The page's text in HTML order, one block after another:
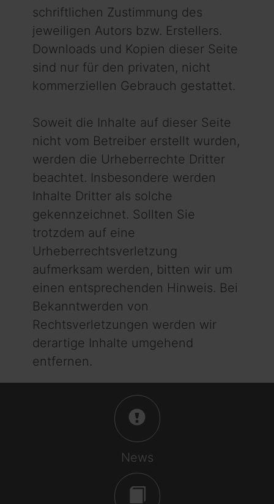
schriftlichen Zustimmung des
jeweiligen Autors bzw. Erstellers.
Downloads und Kopien dieser Seite
sind nur für den privaten, nicht
kommerziellen Gebrauch gestattet.
Soweit die Inhalte auf dieser Seite
nicht vom Betreiber erstellt wurden,
werden die Urheberrechte Dritter
beachtet. Insbesondere werden
Inhalte Dritter als solche
gekennzeichnet. Sollten Sie
trotzdem auf eine
Urheberrechtsverletzung
aufmerksam werden, bitten wir um
einen entsprechenden Hinweis. Bei
Bekanntwerden von
Rechtsverletzungen werden wir
derartige Inhalte umgehend
entfernen.
News